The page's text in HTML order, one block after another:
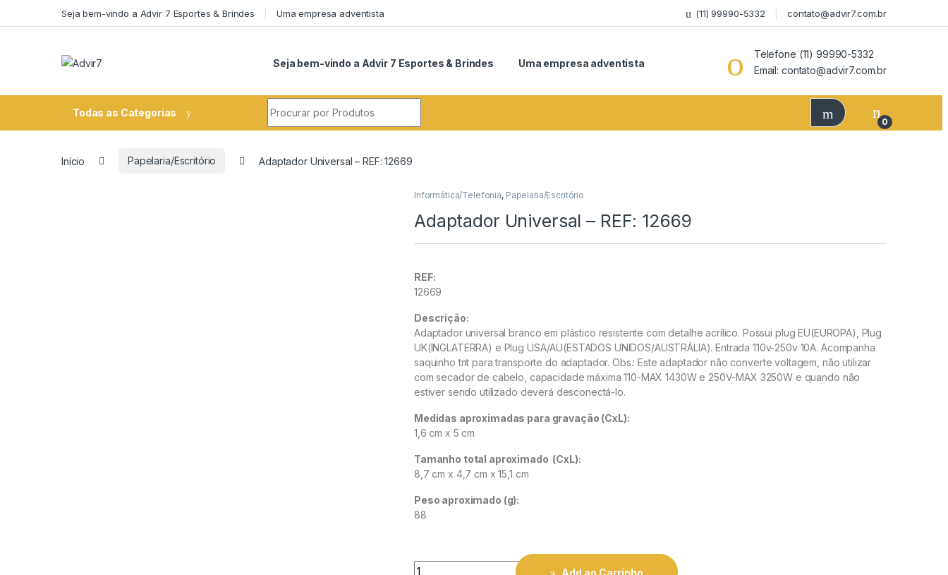
Seja bem-vindo a Advir 7 Esportes & Brindes Uma empresa adventista (11) 99990-5332 contato@advir7.com.br
Seja bem-vindo a Advir 7 Esportes & Brindes Uma empresa adventista
Telefone (11) 99990-5332
Email: contato@advir7.com.br
Todas as Categorias
0
Início Papelaria/Escritório Adaptador Universal – REF: 12669
Informática/Telefonia, Papelaria/Escritório
Adaptador Universal – REF: 12669
REF:
12669
Descrição:
Adaptador universal branco em plástico resistente com detalhe acrílico. Possui plug EU(EUROPA), Plug
UK(INGLATERRA) e Plug USA/AU(ESTADOS UNIDOS/AUSTRÁLIA). Entrada 110v-250v 10A. Acompanha
saquinho tnt para transporte do adaptador. Obs.: Este adaptador não converte voltagem, não utilizar
com secador de cabelo, capacidade máxima 110-MAX 1430W e 250V-MAX 3250W e quando não
estiver sendo utilizado deverá desconectá-lo.
Medidas aproximadas para gravação (CxL):
1,6 cm x 5 cm
Tamanho total aproximado (CxL):
8,7 cm x 4,7 cm x 15,1 cm
Peso aproximado (g):
88
Quantity
Add ao Carrinho